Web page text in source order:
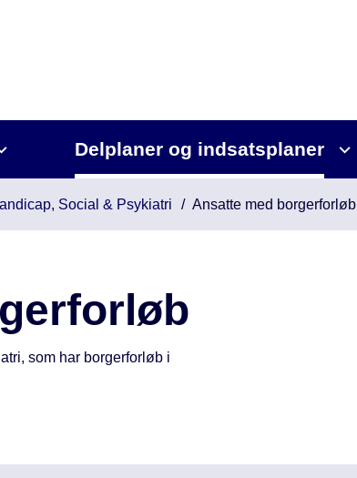
Delplaner og indsatsplaner
Social & Psykiatri Ansatte med borgerforløb
som har borgerforløb i